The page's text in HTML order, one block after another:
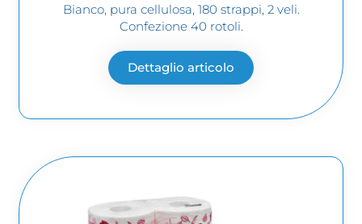
Bianco, pura cellulosa, 180 strappi, 2 veli.
Confezione 40 rotoli.
Dettaglio articolo